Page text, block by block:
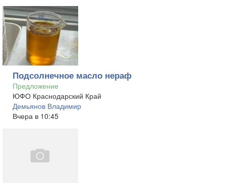
Подсолнечное масло нераф
Предложение
ЮФО Краснодарский Край
Демьянов Владимир
Вчера в 10:45